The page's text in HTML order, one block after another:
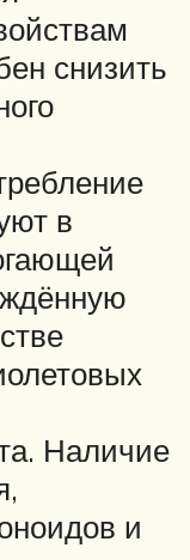
снизить
в
Наличие
и